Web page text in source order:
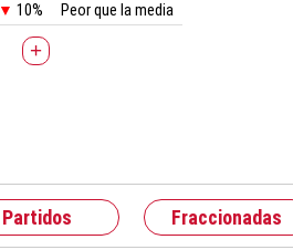
▼ 10% Peor que la media
+
Partidos Fraccionadas